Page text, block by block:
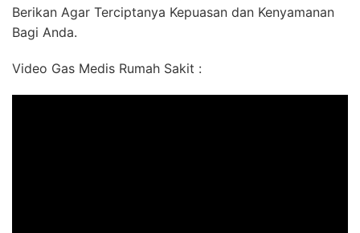
Berikan Agar Terciptanya Kepuasan dan Kenyamanan
Bagi Anda.
Video Gas Medis Rumah Sakit :